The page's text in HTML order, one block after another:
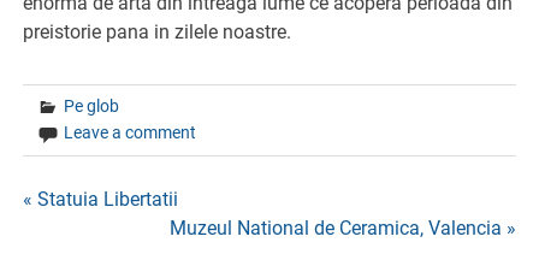
preistorie pana in zilele noastre.
Pe glob
Leave a comment
Navigare
« Statuia Libertatii
Muzeul National de Ceramica, Valencia »